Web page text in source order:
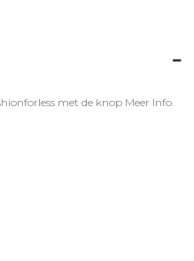
met de knop Meer Info.